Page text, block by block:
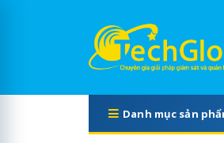
Danh mục sản